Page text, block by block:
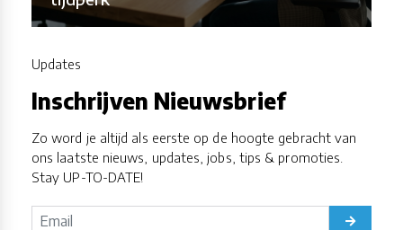
Updates
Inschrijven Nieuwsbrief
Zo word je altijd als eerste op de hoogte gebracht van
ons laatste nieuws, updates, jobs, tips & promoties.
Stay UP-TO-DATE!